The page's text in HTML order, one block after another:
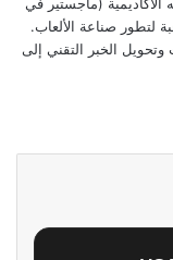
لتطور صناعة الألعاب.
الخبر التقني إلى